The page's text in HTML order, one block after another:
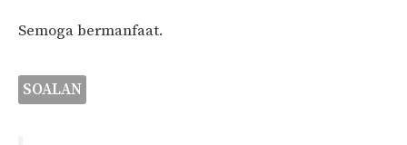
Semoga bermanfaat.
SOALAN